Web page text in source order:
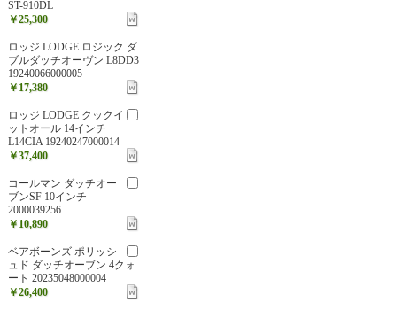
ST-910DL
￥25,300
ロッジ LODGE ロジック ダ
ブルダッチオーヴン L8DD3
19240066000005
￥17,380
ロッジ LODGE クックイ
ットオール 14インチ
L14CIA 19240247000014
￥37,400
コールマン ダッチオー
ブンSF 10インチ
2000039256
￥10,890
ベアボーンズ ポリッシ
ュド ダッチオーブン 4クォ
ート 20235048000004
￥26,400